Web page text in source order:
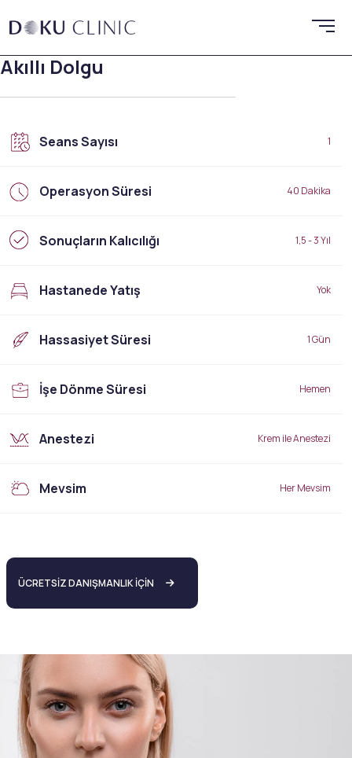
Akıllı Dolgu
Seans Sayısı 1
Operasyon Süresi 40 Dakika
Sonuçların Kalıcılığı 1,5 - 3 Yıl
Hastanede Yatış Yok
Hassasiyet Süresi 1 Gün
İşe Dönme Süresi Hemen
Anestezi Krem ile Anestezi
Mevsim Her Mevsim
ÜCRETSİZ DANIŞMANLIK İÇİN